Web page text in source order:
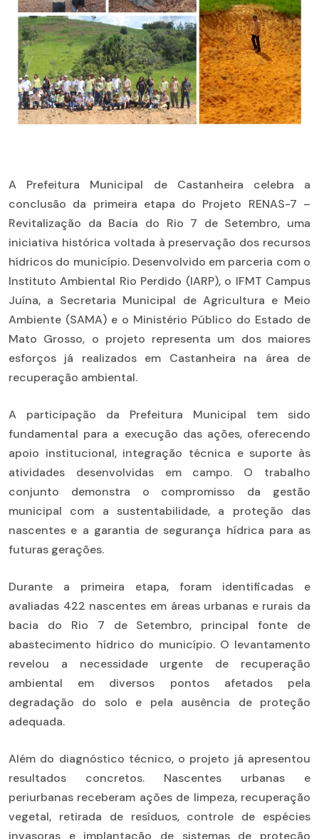
A Prefeitura Municipal de Castanheira celebra a
conclusão da primeira etapa do Projeto RENAS-7 –
Revitalização da Bacia do Rio 7 de Setembro, uma
iniciativa histórica voltada à preservação dos recursos
hídricos do município. Desenvolvido em parceria com o
Instituto Ambiental Rio Perdido (IARP), o IFMT Campus
Juína, a Secretaria Municipal de Agricultura e Meio
Ambiente (SAMA) e o Ministério Público do Estado de
Mato Grosso, o projeto representa um dos maiores
esforços já realizados em Castanheira na área de
recuperação ambiental.
A participação da Prefeitura Municipal tem sido
fundamental para a execução das ações, oferecendo
apoio institucional, integração técnica e suporte às
atividades desenvolvidas em campo. O trabalho
conjunto demonstra o compromisso da gestão
municipal com a sustentabilidade, a proteção das
nascentes e a garantia de segurança hídrica para as
futuras gerações.
Durante a primeira etapa, foram identificadas e
avaliadas 422 nascentes em áreas urbanas e rurais da
bacia do Rio 7 de Setembro, principal fonte de
abastecimento hídrico do município. O levantamento
revelou a necessidade urgente de recuperação
ambiental em diversos pontos afetados pela
degradação do solo e pela ausência de proteção
adequada.
Além do diagnóstico técnico, o projeto já apresentou
resultados concretos. Nascentes urbanas e
periurbanas receberam ações de limpeza, recuperação
vegetal, retirada de resíduos, controle de espécies
invasoras e implantação de sistemas de proteção